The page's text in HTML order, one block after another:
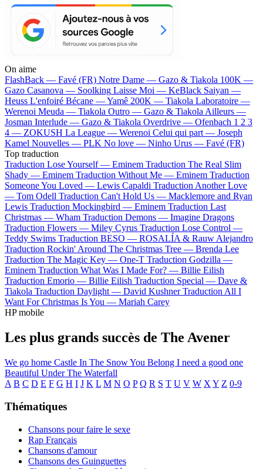
On aime
FlashBack — Favé (FR) Notre Dame — Gazo & Tiakola 100K —
Gazo Casanova — Soolking Laisse Moi — KeBlack Saiyan —
Heuss L'enfoiré Bécane —Yamê 200K — Tiakola Laboratoire —
Werenoi Meuda — Tiakola Outro — Gazo & TiakolaAilleurs —
Josman Interlude — Gazo & Tiakola Overdrive — Ofenbach 1 2 3
4 — ZOKUSH La League — Werenoi Celui qui part — Joseph
Kamel Nouvelles — PLK No love — Ninho Urus — Favé (FR)
Top traduction
Traduction Lose Yourself — Eminem Traduction The Real Slim
Shady — Eminem Traduction Without Me — Eminem Traduction
Someone You Loved — Lewis Capaldi Traduction Another Love
— Tom Odell Traduction Can't Hold Us — Macklemore and Ryan
Lewis Traduction Mockingbird — Eminem Traduction Last
Christmas — Wham Traduction Demons — Imagine Dragons
Traduction Flowers — Miley Cyrus Traduction Lose Control —
Teddy Swims Traduction BESO — ROSALÍA & Rauw Alejandro
Traduction Rockin' Around The Christmas Tree — Brenda Lee
Traduction The Magic Key — One-T Traduction Godzilla —
Eminem Traduction What Was I Made For? — Billie Eilish
Traduction Emorio — Billie Eilish Traduction Special — Dave &
Tiakola Traduction Daylight — David Kushner Traduction All I
Want For Christmas Is You — Mariah Carey
HP mobile
Les plus grands succès de The Avener
We go home Castle In The SnowYou Belong I need a good one
Beautiful Under The Waterfall
A B C D E F G H I J K L M N O P Q R S T U V W X Y Z 0-9
Thématiques
Chansons pour faire le sexe
Rap Français
Chansons d'amour
Chansons des Guinguettes